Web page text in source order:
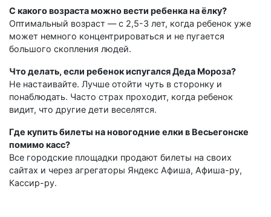
С какого возраста можно вести ребенка на ёлку?
Оптимальный возраст — с 2,5-3 лет, когда ребенок уже
может немного концентрироваться и не пугается
большого скопления людей.
Что делать, если ребенок испугался Деда Мороза?
Не настаивайте. Лучше отойти чуть в сторонку и
понаблюдать. Часто страх проходит, когда ребенок
видит, что другие дети веселятся.
Где купить билеты на новогодние елки в Весьегонске
помимо касс?
Все городские площадки продают билеты на своих
сайтах и через агрегаторы Яндекс Афиша, Афиша-ру,
Кассир-ру.